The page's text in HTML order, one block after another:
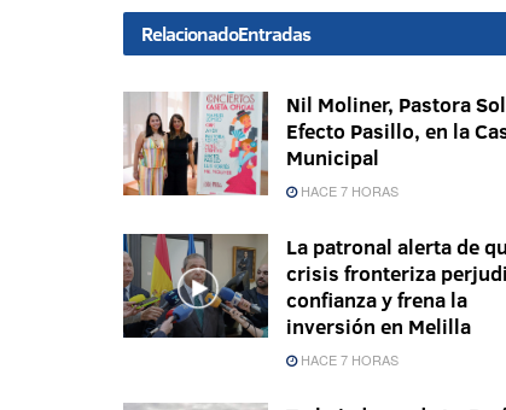
RelacionadoEntradas
Nil Moliner, Pastora
Efecto Pasillo, en la
Municipal
HACE 7 HORAS
La patronal alerta de
crisis fronteriza
confianza y frena la
inversión en Melilla
HACE 7 HORAS